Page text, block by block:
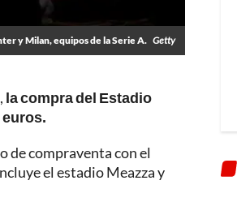
y Milan, equipos de la Serie A. Getty
la compra del Estadio
euros.
de compraventa con el
el estadio Meazza y